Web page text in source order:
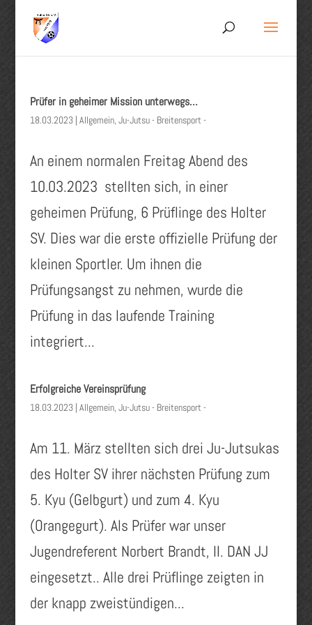
Prüfer in geheimer Mission unterwegs…
18.03.2023| Allgemein, Ju-Jutsu - Breitensport -
An einem normalen Freitag Abend des
10.03.2023 stellten sich, in einer
geheimen Prüfung, 6 Prüflinge des Holter
SV. Dies war die erste offizielle Prüfung der
kleinen Sportler. Um ihnen die
Prüfungsangst zu nehmen, wurde die
Prüfung in das laufende Training
integriert...
Erfolgreiche Vereinsprüfung
18.03.2023| Allgemein, Ju-Jutsu - Breitensport -
Am 11. März stellten sich drei Ju-Jutsukas
des Holter SV ihrer nächsten Prüfung zum
5. Kyu (Gelbgurt) und zum 4. Kyu
(Orangegurt). Als Prüfer war unser
Jugendreferent Norbert Brandt, II. DAN JJ
eingesetzt.. Alle drei Prüflinge zeigten in
der knapp zweistündigen...